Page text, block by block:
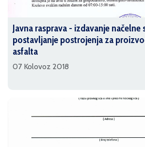
Javna rasprava - izdavanje
postavljanje postrojenja za
asfalta
07 Kolovoz 2018